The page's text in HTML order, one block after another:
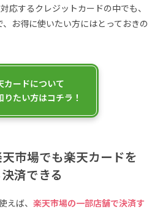
応するクレジットカードの中でも、
お得に使いたい方にはとっておきの
カードについて
りたい方はコチラ！
市場でも楽天カードを
済できる
ば、 楽天市場の一部店舗で決済す